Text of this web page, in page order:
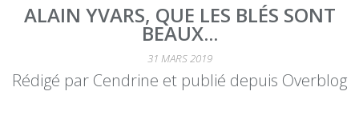
ALAIN YVARS, QUE LES BLÉS SONT
BEAUX...
31 MARS 2019
Rédigé par Cendrine et publié depuis Overblog